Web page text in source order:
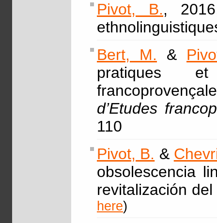
Pivot, B.,
Bert, M. &
pratiques
d’Etudes
110
Pivot, B. &
obsolescencia
revitalización
here)